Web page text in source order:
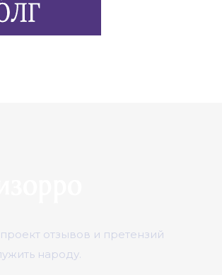
отзывов и претензий
народу.